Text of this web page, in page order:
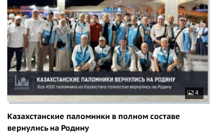
4
Казахстанские паломники в полном составе
вернулись на Родину